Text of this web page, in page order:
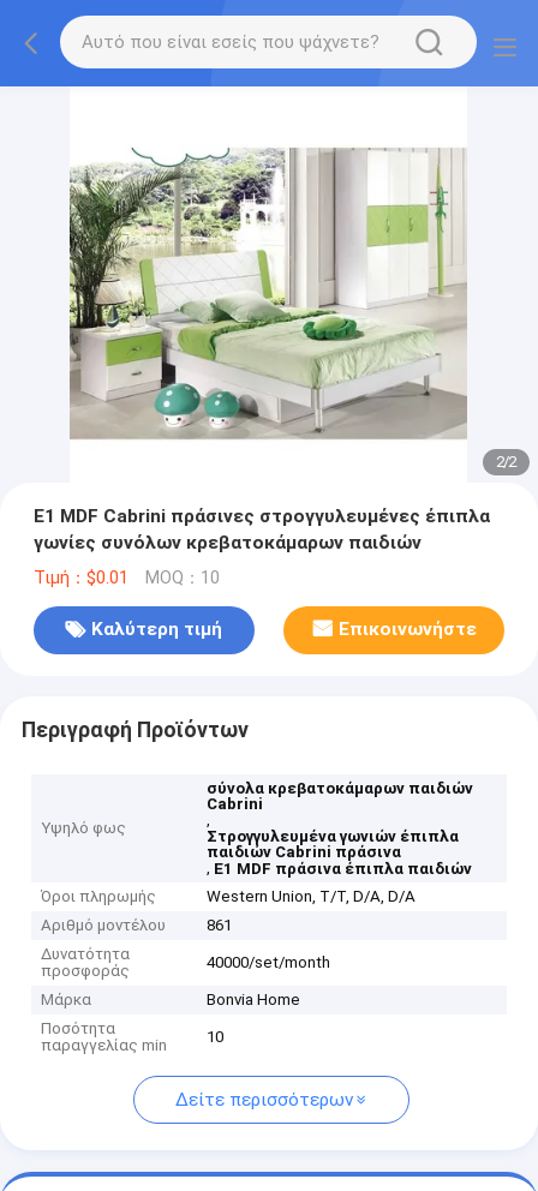
2/2
E1 MDF Cabrini πράσινες στρογγυλευμένες έπιπλα
γωνίες συνόλων κρεβατοκάμαρων παιδιών
Τιμή：$0.01 MOQ：10
Καλύτερη τιμή Επικοινωνήστε
Περιγραφή Προϊόντων
Υψηλό φως
σύνολα κρεβατοκάμαρων παιδιών
Cabrini
,
Στρογγυλευμένα γωνιών έπιπλα
παιδιών Cabrini πράσινα
, E1 MDF πράσινα έπιπλα παιδιών
Όροι πληρωμής
Western Union, T/T, D/A, D/A
Αριθμό μοντέλου
861
Δυνατότητα
προσφοράς
40000/set/month
Μάρκα
Bonvia Home
Ποσότητα
παραγγελίας min
10
Δείτε περισσότερων